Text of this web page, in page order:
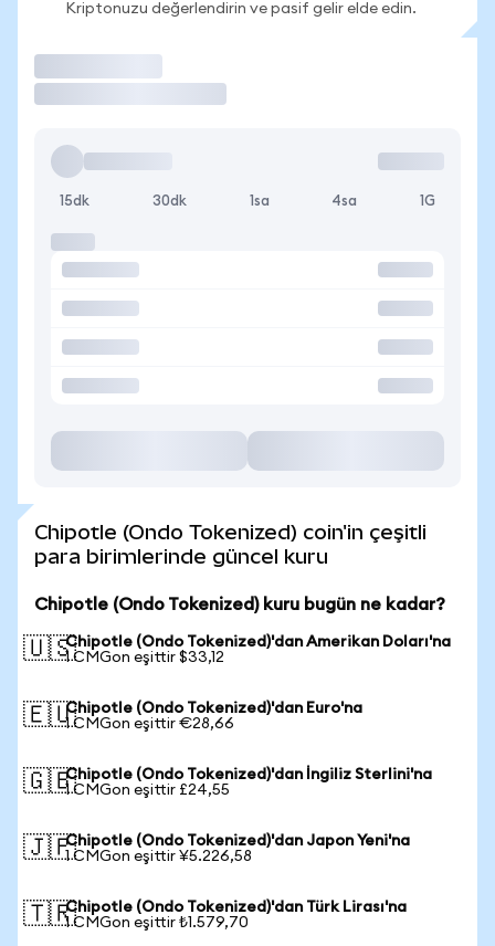
Kriptonuzu değerlendirin ve pasif gelir elde edin.
15dk 30dk 1sa 4sa 1G
Chipotle (Ondo Tokenized) coin'in çeşitli
para birimlerinde güncel kuru
Chipotle (Ondo Tokenized) kuru bugün ne kadar?
🇺🇸Chipotle (Ondo Tokenized)'dan Amerikan Doları'na
1 CMGon eşittir $33,12
🇪🇺Chipotle (Ondo Tokenized)'dan Euro'na
1 CMGon eşittir €28,66
🇬🇧Chipotle (Ondo Tokenized)'dan İngiliz Sterlini'na
1 CMGon eşittir £24,55
🇯🇵Chipotle (Ondo Tokenized)'dan Japon Yeni'na
1 CMGon eşittir ¥5.226,58
🇹🇷Chipotle (Ondo Tokenized)'dan Türk Lirası'na
1 CMGon eşittir ₺1.579,70